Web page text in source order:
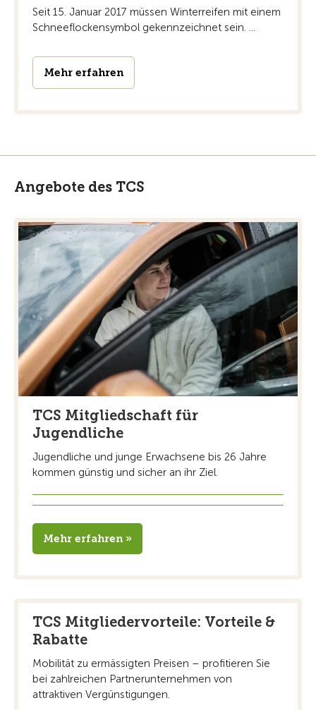
Seit 15. Januar 2017 müssen Winterreifen mit einem
Schneeflockensymbol gekennzeichnet sein. ...
Mehr erfahren
Angebote des TCS
TCS Mitgliedschaft für
Jugendliche
Jugendliche und junge Erwachsene bis 26 Jahre
kommen günstig und sicher an ihr Ziel.
Mehr erfahren »
TCS Mitgliedervorteile: Vorteile &
Rabatte
Mobilität zu ermässigten Preisen – profitieren Sie
bei zahlreichen Partnerunternehmen von
attraktiven Vergünstigungen.